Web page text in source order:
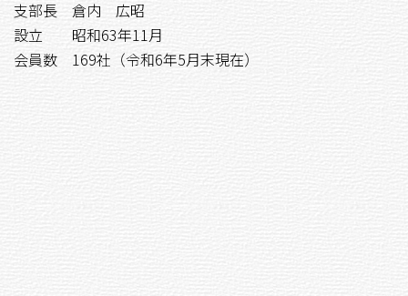
支部長 倉内 広昭
設立 昭和63年11月
会員数 169社（令和6年5月末現在）